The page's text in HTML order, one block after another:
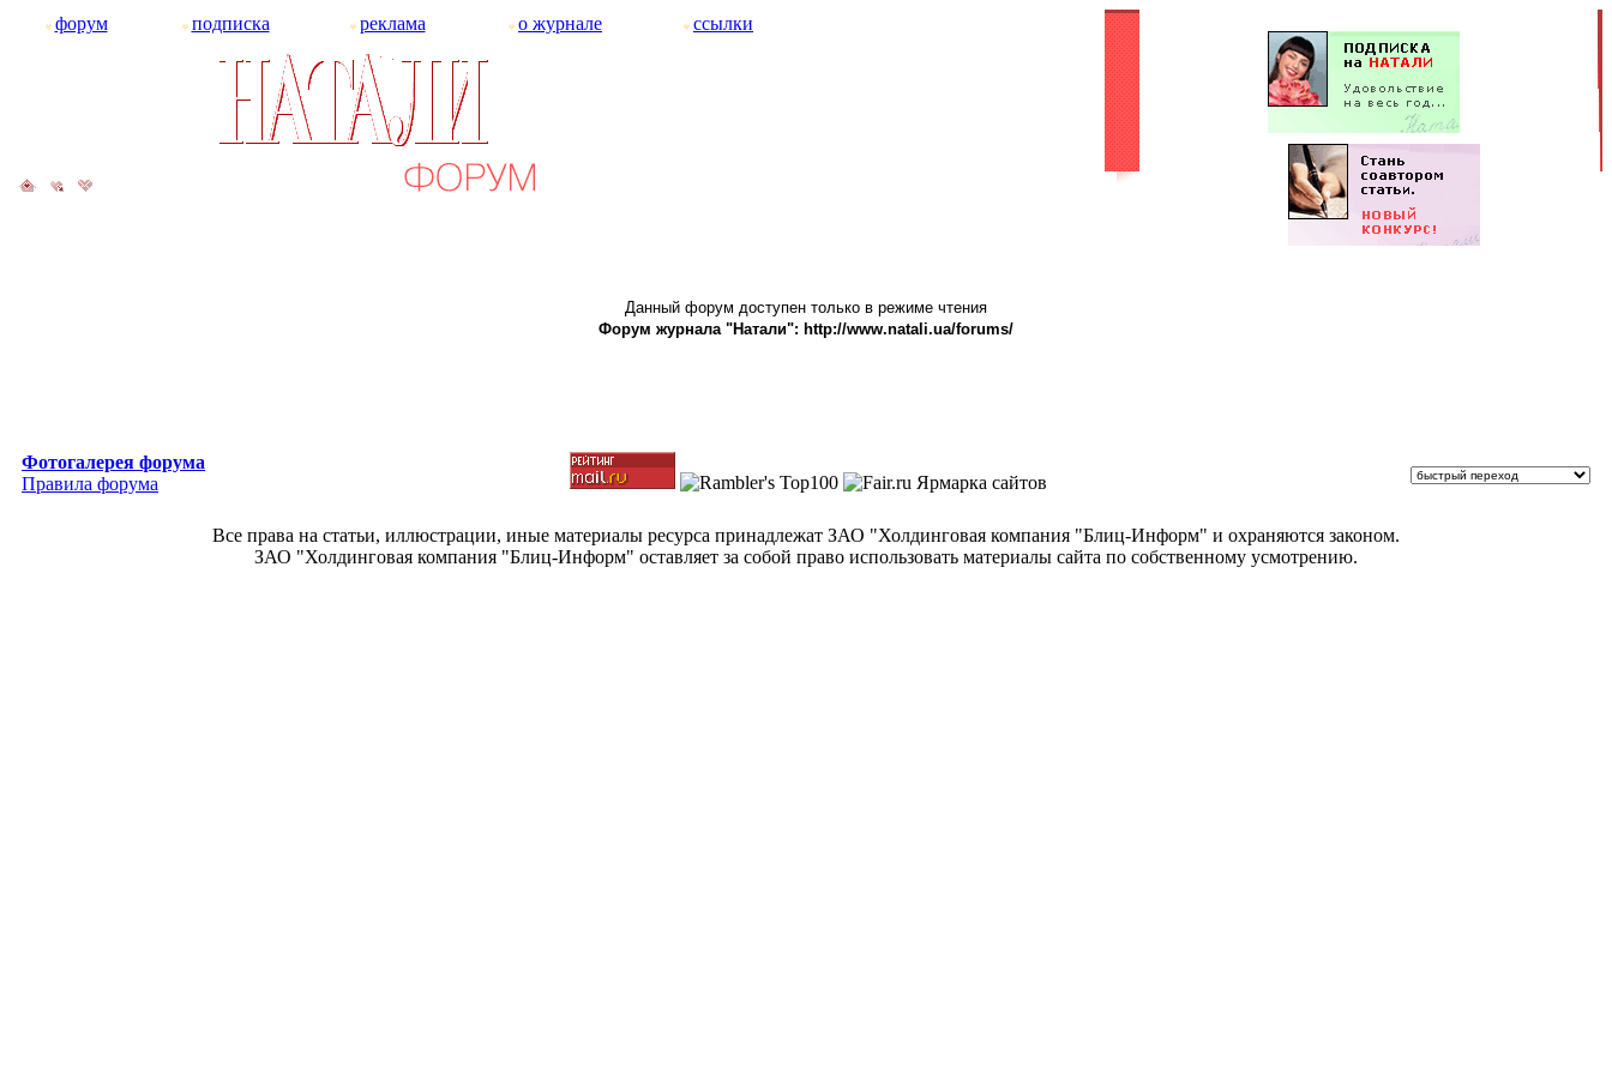
форум подписка реклама о журнале ссылки
Данный форум доступен только в режиме чтения
Форум журнала "Натали": http://www.natali.ua/forums/
Фотогалерея форума
Правила форума
Все права на статьи, иллюстрации, иные материалы ресурса принадлежат ЗАО "Холдинговая компания "Блиц-Информ" и охраняются законом.
ЗАО "Холдинговая компания "Блиц-Информ" оставляет за собой право использовать материалы сайта по собственному усмотрению.